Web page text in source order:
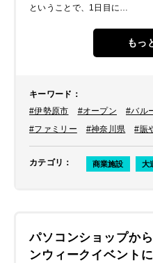
ということで、1日目に
ピエロ（クラウン）
もっ
キーワード ：
#伊勢原市
#オープン #バル
#ファミリー
#神奈川県 #賑
カテゴリ ： 商業施設 大
パソコンショップか
ンウィークイベント